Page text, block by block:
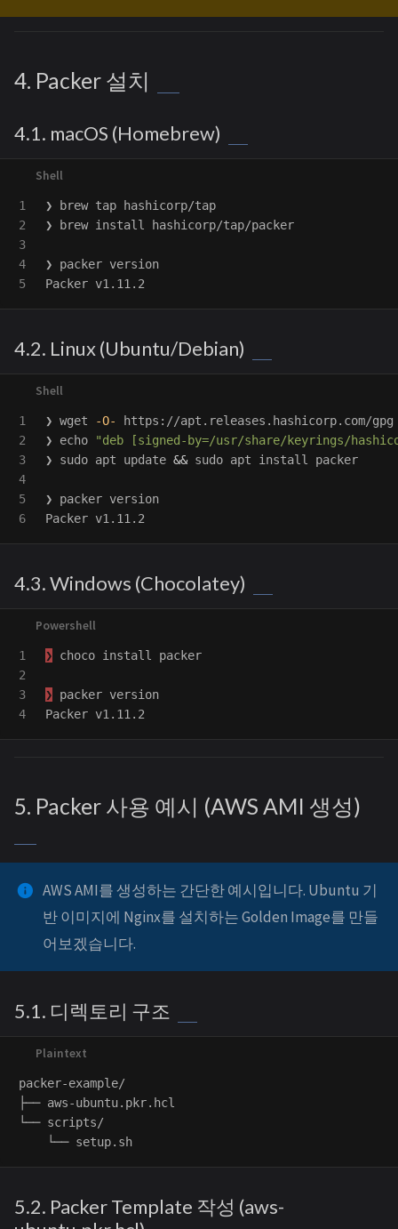
4. Packer 설치
4.1. macOS (Homebrew)
1
2
3
4
❯ brew tap hashicorp/tap
❯ brew install hashicorp/tap/packer
❯ packer version
4.2. Linux (Ubuntu/Debian)
1
2
3
4
5
❯ wget -O-
https://apt.releases.hashicorp.com/
❯ echo
"deb [signed-by=/usr/share/keyrings/
❯ sudo apt update && sudo apt install packer
❯ packer version
4.3. Windows (Chocolatey)
1
2
3
❯ choco install packer
❯ packer version
Packer v1.11.2
5. Packer 사용 예시 (AWS AMI 생성)
AWS AMI를 생성하는 간단한 예시입니다. Ubuntu 기
반 이미지에 Nginx를 설치하는 Golden Image를 만들
어보겠습니다.
5.1. 디렉토리 구조
packer-example/
├── aws-ubuntu.pkr.hcl
└── scripts/
5.2. Packer Template 작성 (aws-